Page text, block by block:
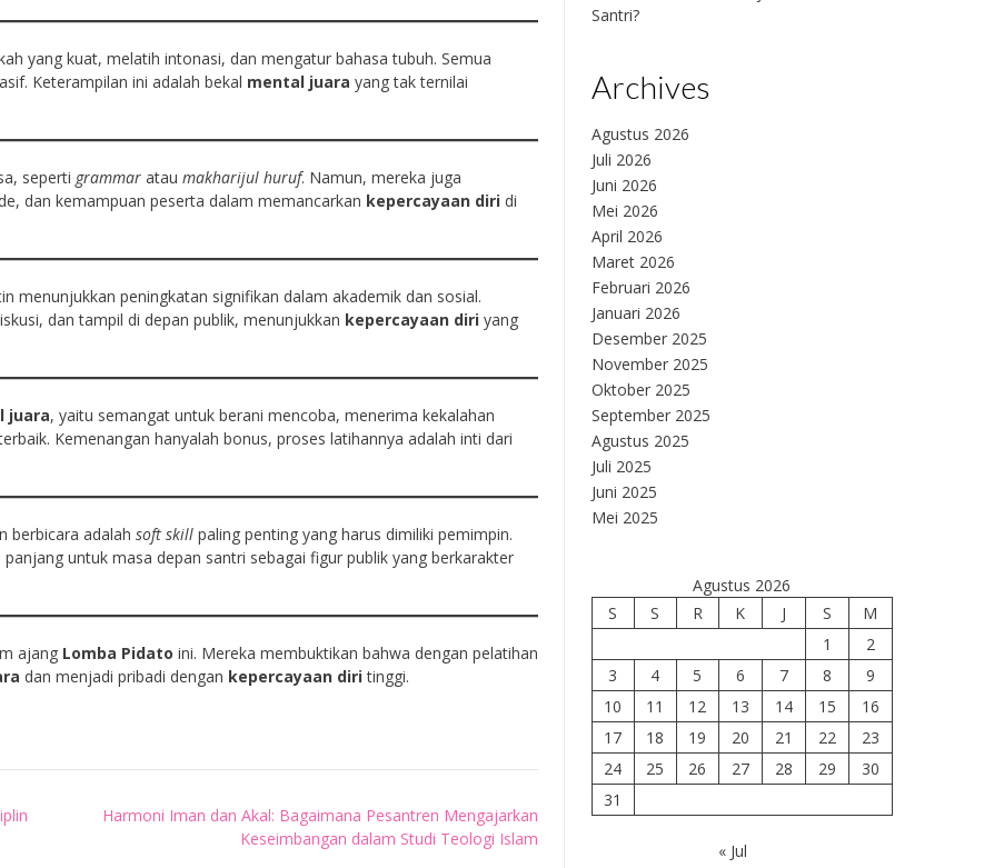
yang kuat, melatih intonasi, dan mengatur bahasa tubuh. Semua
Keterampilan ini adalah bekal mental juara yang tak ternilai
seperti grammar atau makharijul huruf. Namun, mereka juga
dan kemampuan peserta dalam memancarkan kepercayaan diri di
menunjukkan peningkatan signifikan dalam akademik dan sosial.
dan tampil di depan publik, menunjukkan kepercayaan diri yang
juara, yaitu semangat untuk berani mencoba, menerima kekalahan
Kemenangan hanyalah bonus, proses latihannya adalah inti dari
berbicara adalah soft skill paling penting yang harus dimiliki pemimpin.
untuk masa depan santri sebagai figur publik yang berkarakter
ajang Lomba Pidato ini. Mereka membuktikan bahwa dengan pelatihan
dan menjadi pribadi dengan kepercayaan diritinggi.
Harmoni Iman dan Akal: Bagaimana Pesantren Mengajarkan
Keseimbangan dalam Studi Teologi Islam
Santri?
Archives
Agustus 2026
Juli 2026
Juni 2026
Mei 2026
April 2026
Maret 2026
Februari 2026
Januari 2026
Desember 2025
November 2025
Oktober 2025
September 2025
Agustus 2025
Juli 2025
Juni 2025
Mei 2025
Agustus 2026
S
S R K J S
M
1
2
3
4 5 6 7 8
9
10
11 12 13 14 15
16
17
18 19 20 21 22
23
24
25 26 27 28 29
30
31
« Jul